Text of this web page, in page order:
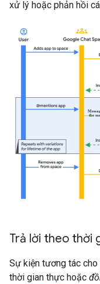
xử lý hoặc phản hồi
Trả lời theo thời
Sự kiện tương tác
thời gian thực hoặc